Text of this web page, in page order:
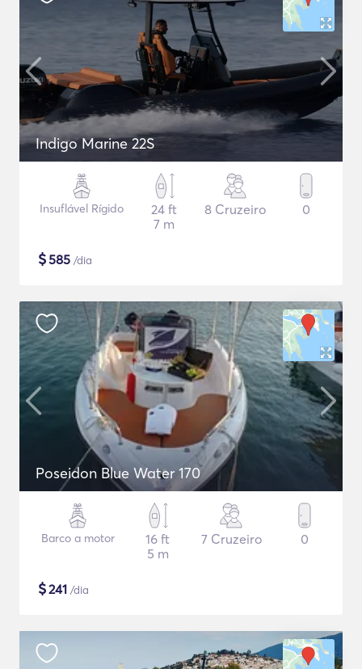
Indigo Marine 22S
Insuflável Rígido
24 ft
7 m
8 Cruzeiro 0
$585 /dia
Poseidon Blue Water 170
Barco a motor
16 ft
5 m
7 Cruzeiro 0
$241 /dia